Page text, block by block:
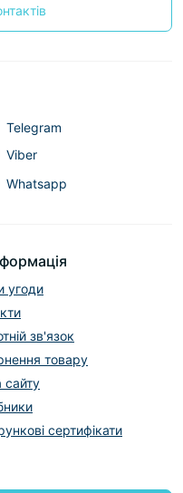
угоди
зв'язок
товару
сайту
сертифікати
Telegram
Viber
Whatsapp